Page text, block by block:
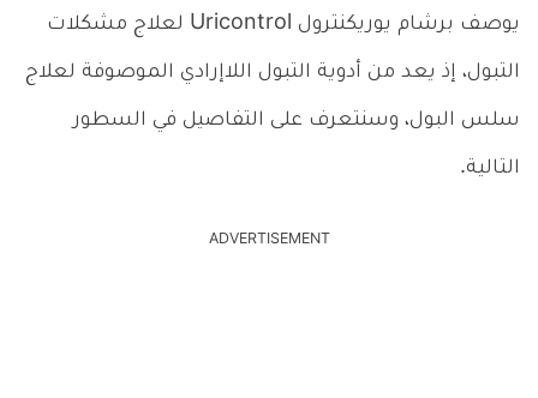
يوصف برشام يوريكنترول Uricontrol لعلاج مشكلات
التبول، إذ يعد من أدوية التبول اللاإرادي الموصوفة لعلاج
سلس البول، وسنتعرف على التفاصيل في السطور
التالية.
ADVERTISEMENT